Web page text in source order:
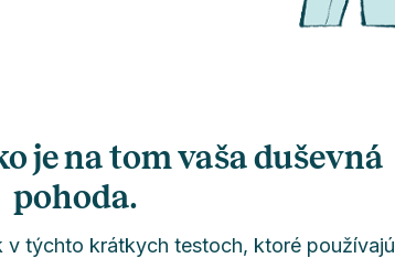
je na tom vaša duševná
pohoda.
v týchto krátkych testoch, ktoré používajú